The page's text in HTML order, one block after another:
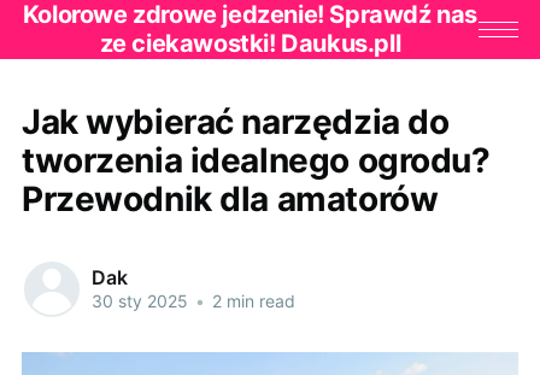
Kolorowe zdrowe jedzenie! Sprawdź nas
ze ciekawostki! Daukus.pll
Jak wybierać narzędzia do
tworzenia idealnego ogrodu?
Przewodnik dla amatorów
Dak
30 sty 2025 • 2 min read